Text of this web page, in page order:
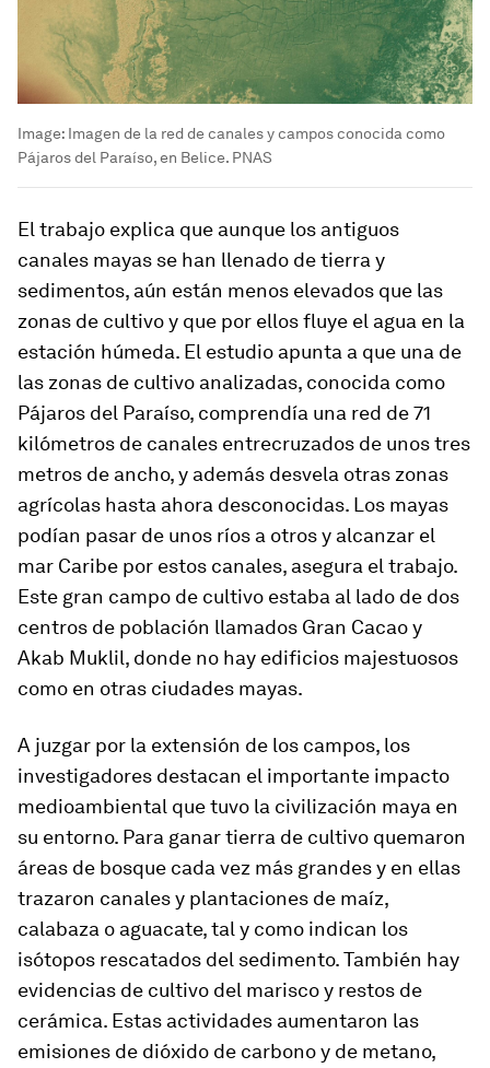
Image: Imagen de la red de canales y campos conocida como
Pájaros del Paraíso, en Belice. PNAS
El trabajo explica que aunque los antiguos
canales mayas se han llenado de tierra y
sedimentos, aún están menos elevados que las
zonas de cultivo y que por ellos fluye el agua en la
estación húmeda. El estudio apunta a que una de
las zonas de cultivo analizadas, conocida como
Pájaros del Paraíso, comprendía una red de 71
kilómetros de canales entrecruzados de unos tres
metros de ancho, y además desvela otras zonas
agrícolas hasta ahora desconocidas. Los mayas
podían pasar de unos ríos a otros y alcanzar el
mar Caribe por estos canales, asegura el trabajo.
Este gran campo de cultivo estaba al lado de dos
centros de población llamados Gran Cacao y
Akab Muklil, donde no hay edificios majestuosos
como en otras ciudades mayas.
A juzgar por la extensión de los campos, los
investigadores destacan el importante impacto
medioambiental que tuvo la civilización maya en
su entorno. Para ganar tierra de cultivo quemaron
áreas de bosque cada vez más grandes y en ellas
trazaron canales y plantaciones de maíz,
calabaza o aguacate, tal y como indican los
isótopos rescatados del sedimento. También hay
evidencias de cultivo del marisco y restos de
cerámica. Estas actividades aumentaron las
emisiones de dióxido de carbono y de metano,